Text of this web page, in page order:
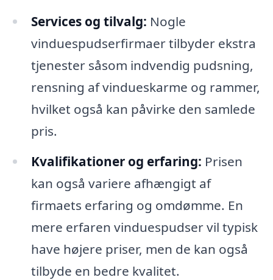
Services og tilvalg: Nogle
vinduespudserfirmaer tilbyder ekstra
tjenester såsom indvendig pudsning,
rensning af vindueskarme og rammer,
hvilket også kan påvirke den samlede
pris.
Kvalifikationer og erfaring: Prisen
kan også variere afhængigt af
firmaets erfaring og omdømme. En
mere erfaren vinduespudser vil typisk
have højere priser, men de kan også
tilbyde en bedre kvalitet.